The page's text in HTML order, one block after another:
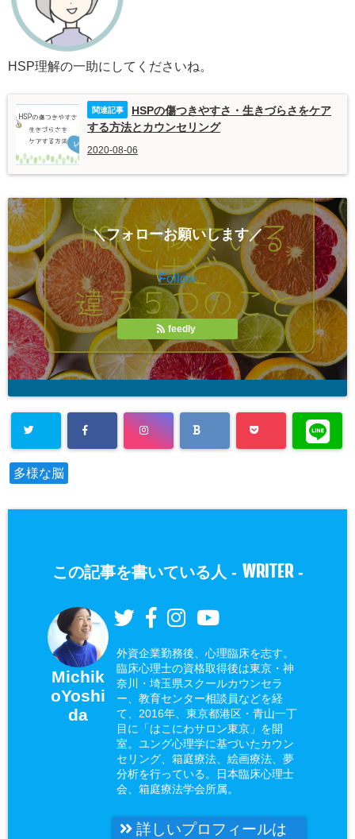
HSP理解の一助にしてくださいね。
HSPの傷つきやすさ・生きづらさをケア
する方法とカウンセリング
2020-08-06
＼フォローお願いします／
Follow
feedly
多様な脳
この記事を書いている人 - WRITER-
Michik
oYoshi
da
外資企業勤務後、心理臨床を志す。
臨床心理士の資格取得後は東京・神
奈川・埼玉県スクールカウンセラ
ー、教育センター相談員などを経
て、2016年、東京都港区・青山一丁
目に「はこにわサロン東京」を開
室。ユング心理学に基づいたカウン
セリング、箱庭療法、絵画療法、夢
分析を行っている。日本臨床心理士
会、箱庭療法学会所属。
詳しいプロフィールは